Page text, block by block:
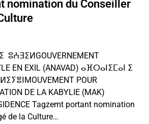
nomination du Conseiller
EN EXIL (ANAVAD) ⴰⴼⵔⴰⵏⵉⵎⴰⵏ ⵉ
POUR
DE LA KABYLIE (MAK)
Tagzemt portant nomination
de la Culture…